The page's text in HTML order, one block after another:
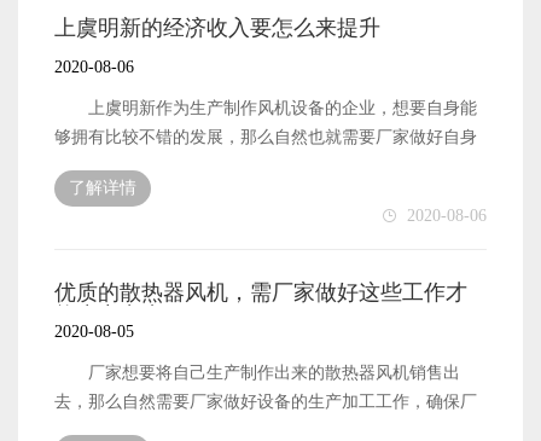
上虞明新的经济收入要怎么来提升
2020-08-06
上虞明新作为生产制作风机设备的企业，想要自身能
够拥有比较不错的发展，那么自然也就需要厂家做好自身
的经济收入提升工作了。厂家能够拥有较高的经济收入，
自然也就可以将企业自身的发展速度提升起来了。那么，
企业需要做好哪些工作才能将自身的经济收入提升起来呢?
想要被提升起来，首先需要做好的便是风机设备的生产加
工工作了。厂家主要的工作便是生产制作风机设备。因
此，厂家想要获得经济收入，自然需要依靠自己生产制作
的风机设备了。而厂家想要将设备的销量提升起来，一定
要先做好产品的生产加工工作，确保厂家生产出来的设备
了解详情
2020-08-06
优质的散热器风机，需厂家做好这些工作才
2020-08-05
厂家想要将自己生产制作出来的散热器风机销售出
去，那么自然需要厂家做好设备的生产加工工作，确保厂
家自身能够拥有比较不错的质量。毕竟，在如今的时代